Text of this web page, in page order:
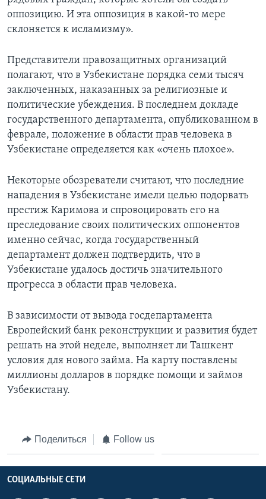
оппозицию. И эта оппозиция в какой-то мере
склоняется к исламизму».
Представители правозащитных организаций
полагают, что в Узбекистане порядка семи тысяч
заключенных, наказанных за религиозные и
политические убеждения. В последнем докладе
государственного департамента, опубликованном в
феврале, положение в области прав человека в
Узбекистане определяется как «очень плохое».
Некоторые обозреватели считают, что последние
нападения в Узбекистане имели целью подорвать
престиж Каримова и спровоцировать его на
преследование своих политических оппонентов
именно сейчас, когда государственный
департамент должен подтвердить, что в
Узбекистане удалось достичь значительного
прогресса в области прав человека.
В зависимости от вывода госдепартамента
Европейский банк реконструкции и развития будет
решать на этой неделе, выполняет ли Ташкент
условия для нового займа. На карту поставлены
миллионы долларов в порядке помощи и займов
Узбекистану.
Поделиться Follow us
СОЦИАЛЬНЫЕ СЕТИ